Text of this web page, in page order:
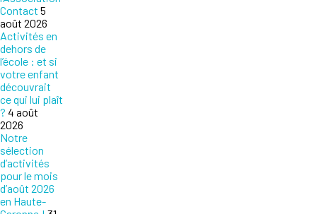
Contact 5
août 2026
Activités en
dehors de
l’école : et si
votre enfant
découvrait
ce qui lui plaît
? 4 août
2026
Notre
sélection
d’activités
pour le mois
d’août 2026
en Haute-